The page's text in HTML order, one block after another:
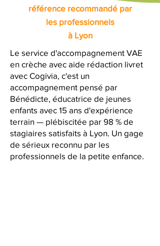
référence recommandé par
les professionnels
à Lyon
Le service d'accompagnement VAE
en crèche avec aide rédaction livret
avec Cogivia, c'est un
accompagnement pensé par
Bénédicte, éducatrice de jeunes
enfants avec 15 ans d'expérience
terrain — plébiscitée par 98 % de
stagiaires satisfaits à Lyon. Un gage
de sérieux reconnu par les
professionnels de la petite enfance.